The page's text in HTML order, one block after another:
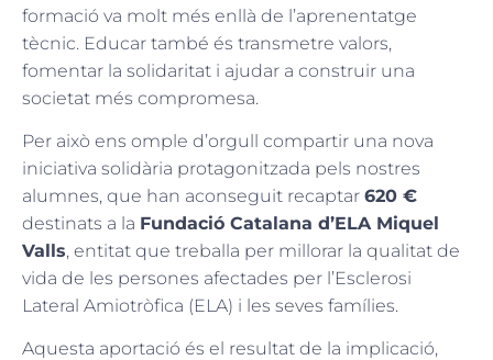
formació va molt més enllà de l’aprenentatge
tècnic. Educar també és transmetre valors,
fomentar la solidaritat i ajudar a construir una
societat més compromesa.
Per això ens omple d’orgull compartir una nova
iniciativa solidària protagonitzada pels nostres
alumnes, que han aconseguit recaptar 620 €
destinats a la Fundació Catalana d’ELA Miquel
Valls, entitat que treballa per millorar la qualitat de
vida de les persones afectades per l’Esclerosi
Lateral Amiotròfica (ELA) i les seves famílies.
Aquesta aportació és el resultat de la implicació,